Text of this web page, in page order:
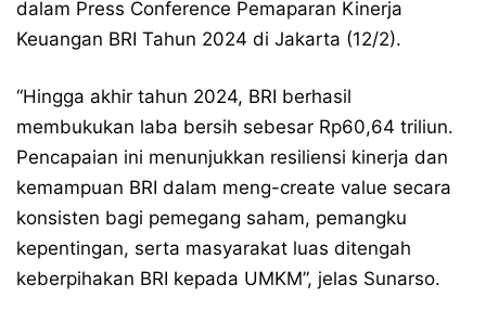
dalam Press Conference Pemaparan Kinerja
Keuangan BRI Tahun 2024 di Jakarta (12/2).
“Hingga akhir tahun 2024, BRI berhasil
membukukan laba bersih sebesar Rp60,64 triliun.
Pencapaian ini menunjukkan resiliensi kinerja dan
kemampuan BRI dalam meng-create value secara
konsisten bagi pemegang saham, pemangku
kepentingan, serta masyarakat luas ditengah
keberpihakan BRI kepada UMKM”, jelas Sunarso.